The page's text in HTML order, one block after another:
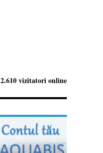
2.610 vizitatori online